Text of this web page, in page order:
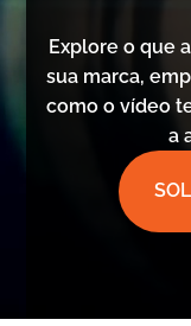
Explore o que
sua marca,
como o vídeo
a